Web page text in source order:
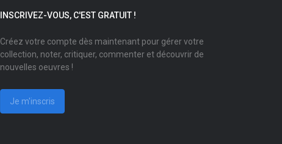
INSCRIVEZ-VOUS, C'EST GRATUIT !
Créez votre compte dès maintenant pour gérer votre
collection, noter, critiquer, commenter et découvrir de
nouvelles oeuvres !
Je m'inscris